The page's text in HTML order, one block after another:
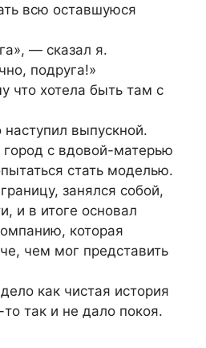
всю оставшуюся
— сказал я.
подруга!»
что хотела быть там с
наступил выпускной.
с вдовой-матерью
стать моделью.
занялся собой,
и в итоге основал
которая
чем мог представить
как чистая история
так и не дало покоя.